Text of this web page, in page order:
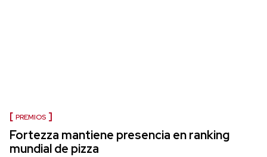
PREMIOS
Fortezza mantiene presencia en ranking
mundial de pizza